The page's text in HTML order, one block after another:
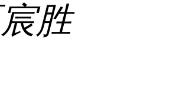
胜